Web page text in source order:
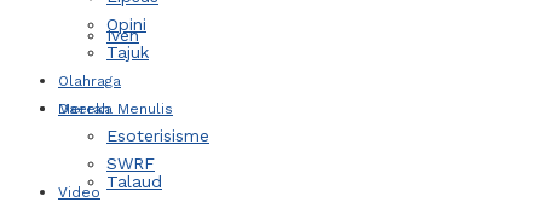
Iven
Daerah
Talaud
Opini
Tajuk
Olahraga
Mereka Menulis
Esoterisisme
SWRF
Video